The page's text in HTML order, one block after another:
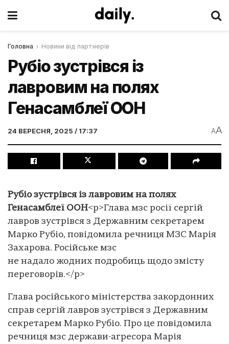
Головна Новини від партнерів
Рубіо зустрівся із
лавровим на полях
Генасамблеї ООН
24 ВЕРЕСНЯ, 2025 / 17:37 AA
Рубіо зустрівся із лавровим на полях
Генасамблеї ООН<p>Глава мзс росії сергій
лавров зустрівся з Державним секретарем
Марко Рубіо, повідомила речниця МЗС Марія
Захарова. Російське мзс
не надало жодних подробиць щодо змісту
переговорів.</p>
Глава російського міністерства закордонних
справ сергій лавров зустрівся з Державним
секретарем Марко Рубіо. Про це повідомила
речниця мзс держави-агресора Марія